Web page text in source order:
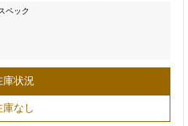
ペック
庫状況
庫なし